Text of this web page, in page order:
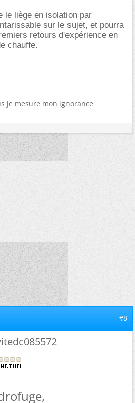
le liège en isolation par
sur le sujet, et pourra
retours d'expérience en
chauffe.
je mesure mon ignorance
#8